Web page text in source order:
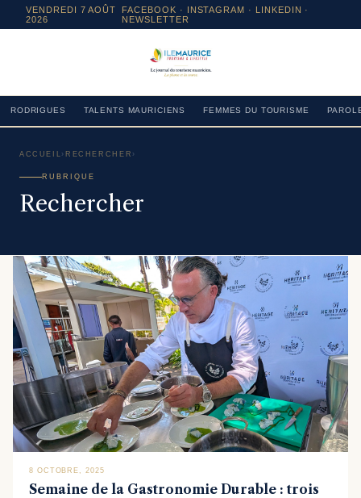
VENDREDI 7 AOÛT
2026
FACEBOOK · INSTAGRAM · LINKEDIN ·
NEWSLETTER
RODRIGUES TALENTS MAURICIENS FEMMES DU TOURISME
ACCUEIL › RECHERCHER ›
RUBRIQUE
Rechercher
8 OCTOBRE, 2025
Semaine de la Gastronomie Durable : trois